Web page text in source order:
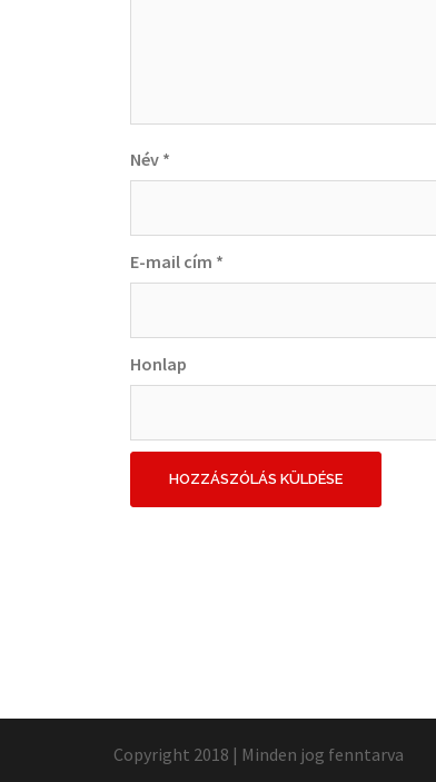
Név *
E-mail cím *
Honlap
Copyright 2018 | Minden jog fenntarva